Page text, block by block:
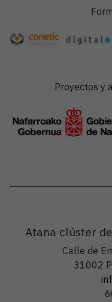
Proyectos y
Atana clúster
Calle de
31002